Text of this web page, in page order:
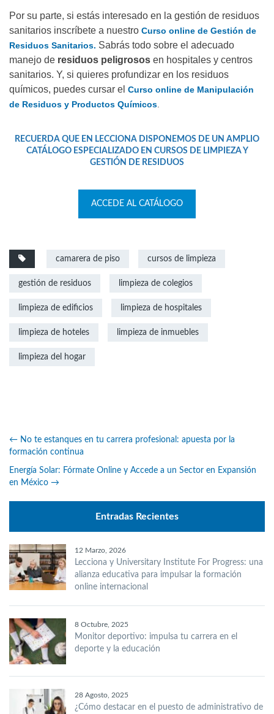
Por su parte, si estás interesado en la gestión de residuos
sanitarios inscríbete a nuestro Curso online de Gestión de
Residuos Sanitarios. Sabrás todo sobre el adecuado
manejo de residuos peligrosos en hospitales y centros
sanitarios. Y, si quieres profundizar en los residuos
químicos, puedes cursar el Curso online de Manipulación
de Residuos y Productos Químicos
RECUERDA QUE EN LECCIONA DISPONEMOS DE UN AMPLIO
CATÁLOGO ESPECIALIZADO EN CURSOS DE LIMPIEZA Y
GESTIÓN DE RESIDUOS
ACCEDE AL CATÁLOGO
camarera de piso cursos de limpieza
gestión de residuos limpieza de colegios
limpieza de edificios limpieza de hospitales
limpieza de hoteles limpieza de inmuebles
limpieza del hogar
← No te estanques en tu carrera profesional: apuesta por la
formación continua
Energía Solar: Fórmate Online y Accede a un Sector en Expansión
en México →
Entradas Recientes
12 Marzo, 2026
Lecciona y Universitary Institute For Progress: una
alianza educativa para impulsar la formación
online internacional
8 Octubre, 2025
Monitor deportivo: impulsa tu carrera en el
deporte y la educación
28 Agosto, 2025
¿Cómo destacar en el puesto de administrativo de